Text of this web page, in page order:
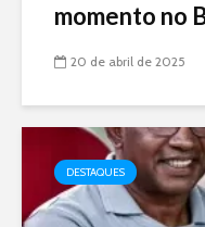
momento no
20 de abril de 2025
DESTAQUES